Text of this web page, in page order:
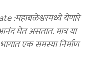
:महाबळेश्वरमध्ये येणारे
घेत असतात. मात्र या
एक समस्या निर्माण